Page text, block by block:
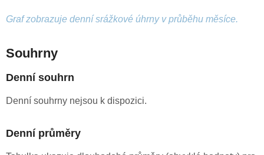
Graf zobrazuje denní srážkové úhrny v průběhu měsíce.
Souhrny
Denní souhrn
Denní souhrny nejsou k dispozici.
Denní průměry